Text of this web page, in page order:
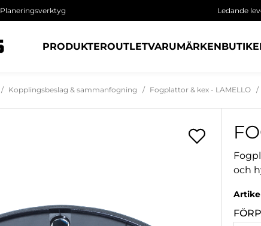
Planeringsverktyg Ledande
PRODUKTEROUTLETVARUMÄRKEN
Kopplingsbeslag & sammanfogning Fogplattor & kex - LAMELLO
och